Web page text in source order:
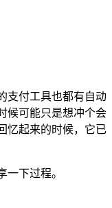
支付工具也都有自动
候可能只是想冲个会
忆起来的时候，它已
下过程。